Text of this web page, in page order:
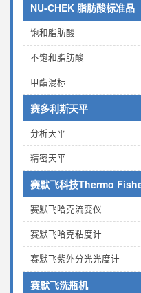
NU-CHEK 脂肪酸标准品
饱和脂肪酸
不饱和脂肪酸
甲酯混标
赛多利斯天平
分析天平
精密天平
赛默飞科技Thermo
赛默飞哈克流变仪
赛默飞哈克粘度计
赛默飞紫外分光光度计
赛默飞洗瓶机